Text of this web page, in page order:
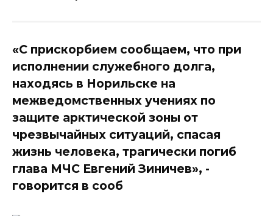
«С прискорбием сообщаем, что при
исполнении служебного долга,
находясь в Норильске на
межведомственных учениях по
защите арктической зоны от
чрезвычайных ситуаций, спасая
жизнь человека, трагически погиб
глава МЧС Евгений Зиничев», -
говорится в сооб